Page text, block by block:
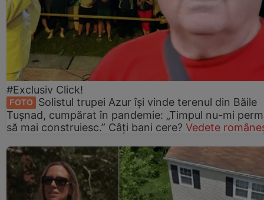
#Exclusiv Click!
FOTO
Solistul trupei Azur își vinde terenul din Băile
Tușnad, cumpărat în pandemie: „Timpul nu-mi
să mai construiesc.” Câți bani cere? Vedete